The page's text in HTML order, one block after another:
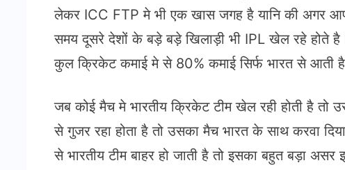
लेकर ICC FTP मे भी एक खास जगह है यानि की अगर आपने
समय दूसरे देशों के बड़े बड़े खिलाड़ी भी IPL खेल रहे होते
कुल क्रिकेट कमाई मे से 80% कमाई सिर्फ भारत से आती
जब कोई मैच मे भारतीय क्रिकेट टीम खेल रही होती है तो
से गुजर रहा होता है तो उसका मैच भारत के साथ करवा
से भारतीय टीम बाहर हो जाती है तो इसका बहुत बड़ा